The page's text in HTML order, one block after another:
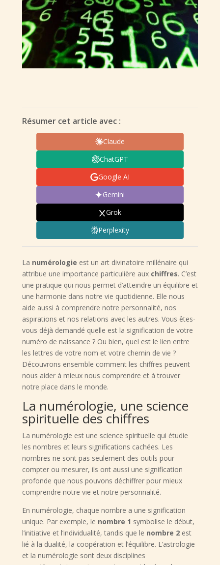
Résumer cet article avec :
Claude
ChatGPT
Google AI
Gemini
Grok
Perplexity
La numérologie est un art divinatoire millénaire qui
attribue une importance particulière aux chiffres. C’est
une pratique qui nous permet d’atteindre un équilibre et
une harmonie dans notre vie quotidienne. Elle nous
aide aussi à comprendre notre personnalité, nos
aspirations et nos relations avec les autres. Vous êtes-
vous déjà demandé quelle est la signification de votre
numéro de naissance ? Ou bien, quel est le lien entre
les lettres de votre nom et votre chemin de vie ?
Découvrons ensemble comment les chiffres peuvent
nous aider à mieux nous comprendre et à trouver
notre place dans le monde.
La numérologie, une science
spirituelle des chiffres
La numérologie est une science spirituelle qui étudie
les nombres et leurs significations cachées. Les
nombres ne sont pas seulement des outils pour
compter ou mesurer, ils ont aussi une signification
profonde que nous pouvons déchiffrer pour mieux
comprendre notre vie et notre personnalité.
En numérologie, chaque nombre a une signification
unique. Par exemple, le nombre 1 symbolise le début,
l’initiative et l’individualité, tandis que le nombre 2est
lié à la dualité, la coopération et l’équilibre. L’astrologie
et la numérologie sont deux disciplines